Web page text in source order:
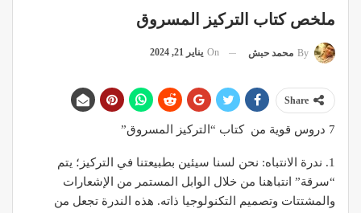
ملخص كتاب التركيز المسروق
By محمد حبش On يناير 21, 2024
Share
7 دروس قوية من كتاب “التركيز المسروق”
1. ندرة الانتباه: نحن لسنا سيئين بطبيعتنا في التركيز؛ يتم
“سرقة” انتباهنا من خلال الوابل المستمر من الإشعارات
والمشتتات وتصميم التكنولوجيا ذاته. هذه الندرة تجعل من